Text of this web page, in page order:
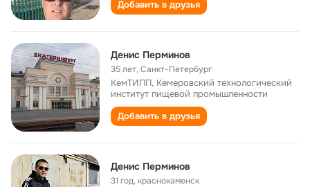
Добавить в друзья
Денис Перминов
35 лет,Санкт-Петербург
КемТИПП, Кемеровский технологический
институт пищевой промышленности
Добавить в друзья
Денис Перминов
31 год,краснокаменск